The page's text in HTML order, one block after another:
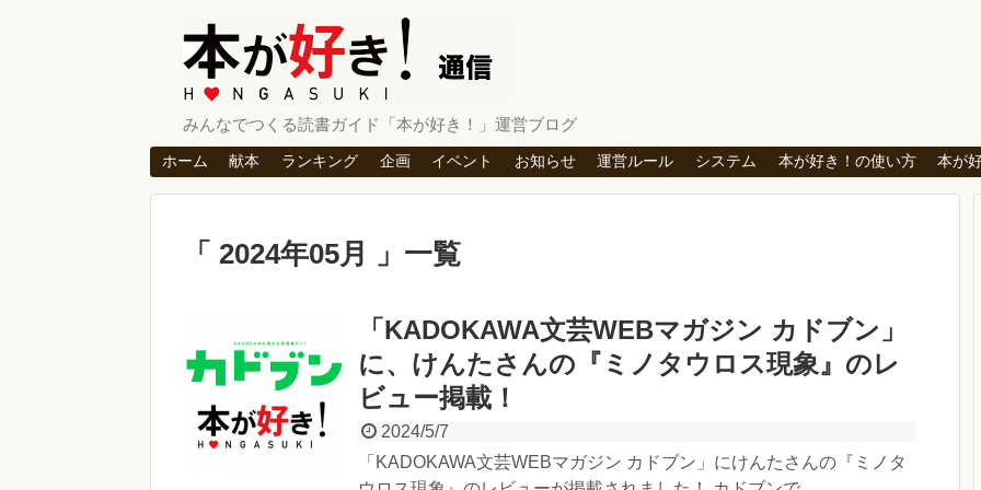
みんなでつくる読書ガイド「本が好き！」運営ブログ
ホーム 献本 ランキング 企画 イベント お知らせ 運営ルール システム 本が好き！の使い方 本が
2024年05月 一覧
「KADOKAWA文芸WEBマガジン カドブン」
に、けんたさんの『ミノタウロス現象』のレ
ビュー掲載！
2024/5/7
「KADOKAWA文芸WEBマガジン カドブン」にけんたさんの『ミノタ